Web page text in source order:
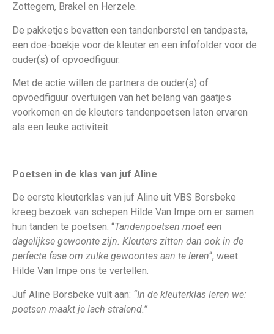
Zottegem, Brakel en Herzele.
De pakketjes bevatten een tandenborstel en tandpasta,
een doe-boekje voor de kleuter en een infofolder voor de
ouder(s) of opvoedfiguur.
Met de actie willen de partners de ouder(s) of
opvoedfiguur overtuigen van het belang van gaatjes
voorkomen en de kleuters tandenpoetsen laten ervaren
als een leuke activiteit.
Poetsen in de klas van juf Aline
De eerste kleuterklas van juf Aline uit VBS Borsbeke
kreeg bezoek van schepen Hilde Van Impe om er samen
hun tanden te poetsen. “Tandenpoetsen moet een
dagelijkse gewoonte zijn. Kleuters zitten dan ook in de
perfecte fase om zulke gewoontes aan te leren“, weet
Hilde Van Impe ons te vertellen.
Juf Aline Borsbeke vult aan: “In de kleuterklas leren we:
poetsen maakt je lach stralend.”